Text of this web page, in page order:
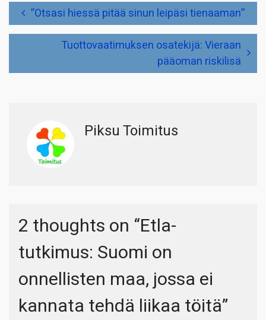
Artikkelien”Otsasi hiessä pitää sinun leipäsi tienaaman”
Tuottovaatimuksen osatekijä: Vieraan
pääoman riskilisä
Piksu Toimitus
2 thoughts on “Etla-
tutkimus: Suomi on
onnellisten maa, jossa ei
kannata tehdä liikaa töitä”